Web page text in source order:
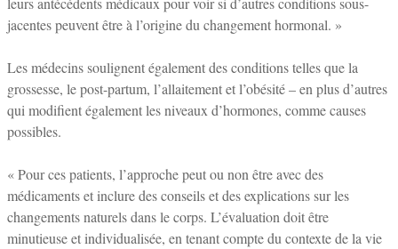
jacentes peuvent être à l’origine du changement hormonal. »
Les médecins soulignent également des conditions telles que la
grossesse, le post-partum, l’allaitement et l’obésité – en plus d’autres
qui modifient également les niveaux d’hormones, comme causes
possibles.
« Pour ces patients, l’approche peut ou non être avec des
médicaments et inclure des conseils et des explications sur les
changements naturels dans le corps. L’évaluation doit être
minutieuse et individualisée, en tenant compte du contexte de la vie